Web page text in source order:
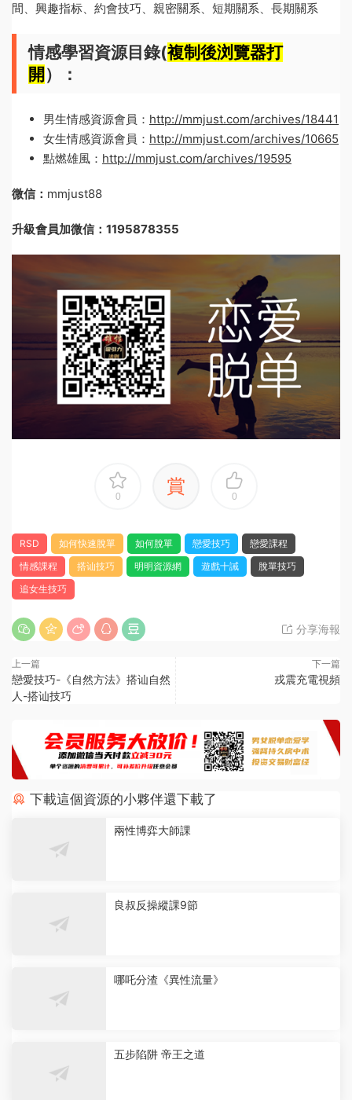
間、興趣指标、約會技巧、親密關系、短期關系、長期關系
情感學習資源目錄(複制後浏覽器打
開 ）：
男生情感資源會員： http://mmjust.com/archives/18441
女生情感資源會員： http://mmjust.com/archives/10665
點燃雄風： http://mmjust.com/archives/19595
微信： mmjust88
升級會員加微信：1195878355
0 賞 0
RSD 如何快速脫單 如何脫單 戀愛技巧
戀愛課程
情感課程
搭讪技巧 明明資源網 遊戲十誡
脫單技巧
追女生技巧
分享海報
上一篇
戀愛技巧-《自然方法》搭讪自然
人-搭讪技巧
下一篇
戎震充電視頻
下載這個資源的小夥伴還下載了
兩性博弈大師課
良叔反操縱課9節
哪吒分渣《異性流量》
五步陷阱 帝王之道